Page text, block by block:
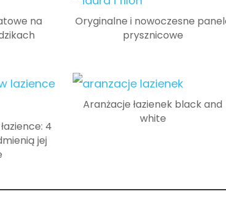
na
Oryginalne i nowoczesne
prysznicowe
4
jej
Aranżacje łazienek black and
white